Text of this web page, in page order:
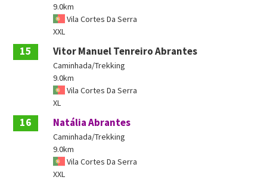
9.0km
Vila Cortes Da Serra
XXL
15 Vitor Manuel Tenreiro Abrantes
Caminhada/Trekking
9.0km
Vila Cortes Da Serra
XL
16 Natália Abrantes
Caminhada/Trekking
9.0km
Vila Cortes Da Serra
XXL